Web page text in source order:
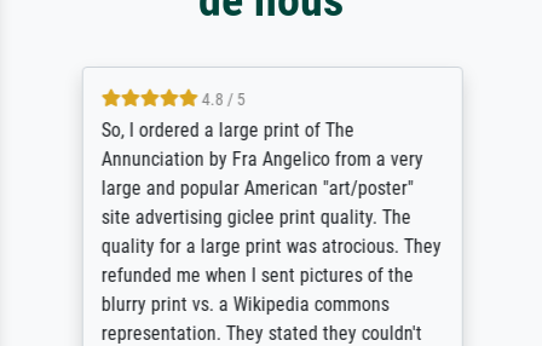
4.8 / 5
So, I ordered a large print of The
Annunciation by Fra Angelico from a very
large and popular American "art/poster"
site advertising giclee print quality. The
quality for a large print was atrocious. They
refunded me when I sent pictures of the
blurry print vs. a Wikipedia commons
representation. They stated they couldn't